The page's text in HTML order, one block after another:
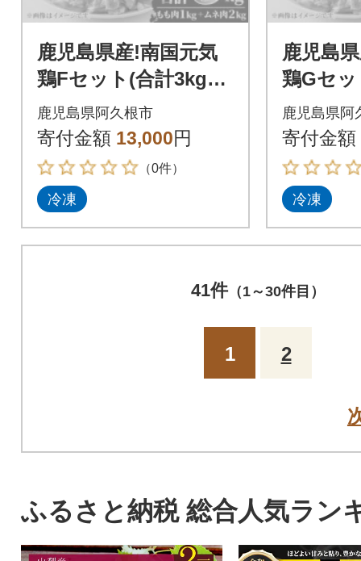
鹿児島県産!南国元気
鶏Fセット(合計3kg・
もも肉:500g×2P、ム
ネ肉:500g×4P)
鹿児島県阿久根市
寄付金額 13,000円
（0件）
冷凍
鹿児島
鶏Gセ
もも肉
ネ肉
鹿児島県阿
寄付金額
冷凍
41件（1～30件目）
1 2
ふるさと納税 総合人気ラン